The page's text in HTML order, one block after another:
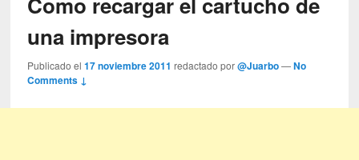
una impresora
Publicado el17 noviembre 2011 redactado por@Juarbo —No
Comments ↓